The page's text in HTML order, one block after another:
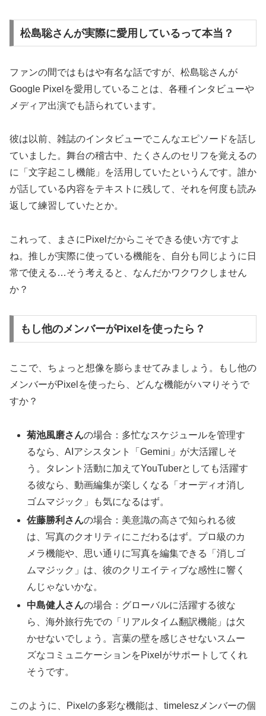
松島聡さんが実際に愛用しているって本当？
ファンの間ではもはや有名な話ですが、松島聡さんが
Google Pixelを愛用していることは、各種インタビューや
メディア出演でも語られています。
彼は以前、雑誌のインタビューでこんなエピソードを話し
ていました。舞台の稽古中、たくさんのセリフを覚えるの
に「文字起こし機能」を活用していたというんです。誰か
が話している内容をテキストに残して、それを何度も読み
返して練習していたとか。
これって、まさにPixelだからこそできる使い方ですよ
ね。推しが実際に使っている機能を、自分も同じように日
常で使える…そう考えると、なんだかワクワクしません
か？
もし他のメンバーがPixelを使ったら？
ここで、ちょっと想像を膨らませてみましょう。もし他の
メンバーがPixelを使ったら、どんな機能がハマりそうで
すか？
菊池風磨さんの場合：多忙なスケジュールを管理す
るなら、AIアシスタント「Gemini」が大活躍しそ
う。タレント活動に加えてYouTuberとしても活躍す
る彼なら、動画編集が楽しくなる「オーディオ消し
ゴムマジック」も気になるはず。
佐藤勝利さんの場合：美意識の高さで知られる彼
は、写真のクオリティにこだわるはず。プロ級のカ
メラ機能や、思い通りに写真を編集できる「消しゴ
ムマジック」は、彼のクリエイティブな感性に響く
んじゃないかな。
中島健人さんの場合：グローバルに活躍する彼な
ら、海外旅行先での「リアルタイム翻訳機能」は欠
かせないでしょう。言葉の壁を感じさせないスムー
ズなコミュニケーションをPixelがサポートしてくれ
そうです。
このように、Pixelの多彩な機能は、timeleszメンバーの個